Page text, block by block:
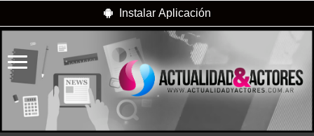
Instalar Aplicación